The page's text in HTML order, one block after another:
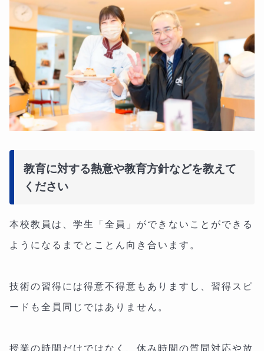
教育に対する熱意や教育方針などを教えて
ください
本校教員は、学生「全員」ができないことができる
ようになるまでとことん向き合います。
技術の習得には得意不得意もありますし、習得スピ
ードも全員同じではありません。
授業の時間だけではなく、休み時間の質問対応や放